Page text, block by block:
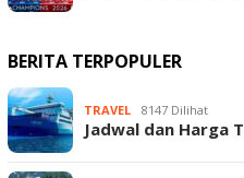
BERITA TERPOPULER
TRAVEL 8147 Dilihat
Jadwal dan Harga